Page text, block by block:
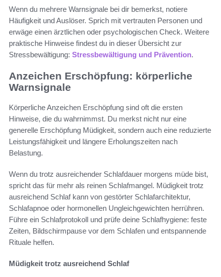
Wenn du mehrere Warnsignale bei dir bemerkst, notiere
Häufigkeit und Auslöser. Sprich mit vertrauten Personen und
erwäge einen ärztlichen oder psychologischen Check. Weitere
praktische Hinweise findest du in dieser Übersicht zur
Stressbewältigung: Stressbewältigung und Prävention.
Anzeichen Erschöpfung: körperliche
Warnsignale
Körperliche Anzeichen Erschöpfung sind oft die ersten
Hinweise, die du wahrnimmst. Du merkst nicht nur eine
generelle Erschöpfung Müdigkeit, sondern auch eine reduzierte
Leistungsfähigkeit und längere Erholungszeiten nach
Belastung.
Wenn du trotz ausreichender Schlafdauer morgens müde bist,
spricht das für mehr als reinen Schlafmangel. Müdigkeit trotz
ausreichend Schlaf kann von gestörter Schlafarchitektur,
Schlafapnoe oder hormonellen Ungleichgewichten herrühren.
Führe ein Schlafprotokoll und prüfe deine Schlafhygiene: feste
Zeiten, Bildschirmpause vor dem Schlafen und entspannende
Rituale helfen.
Müdigkeit trotz ausreichend Schlaf